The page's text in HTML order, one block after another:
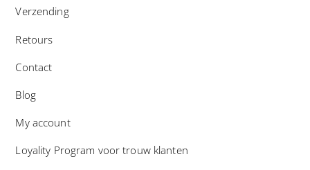
Verzending
Retours
Contact
Blog
My account
Loyality Program voor trouw klanten